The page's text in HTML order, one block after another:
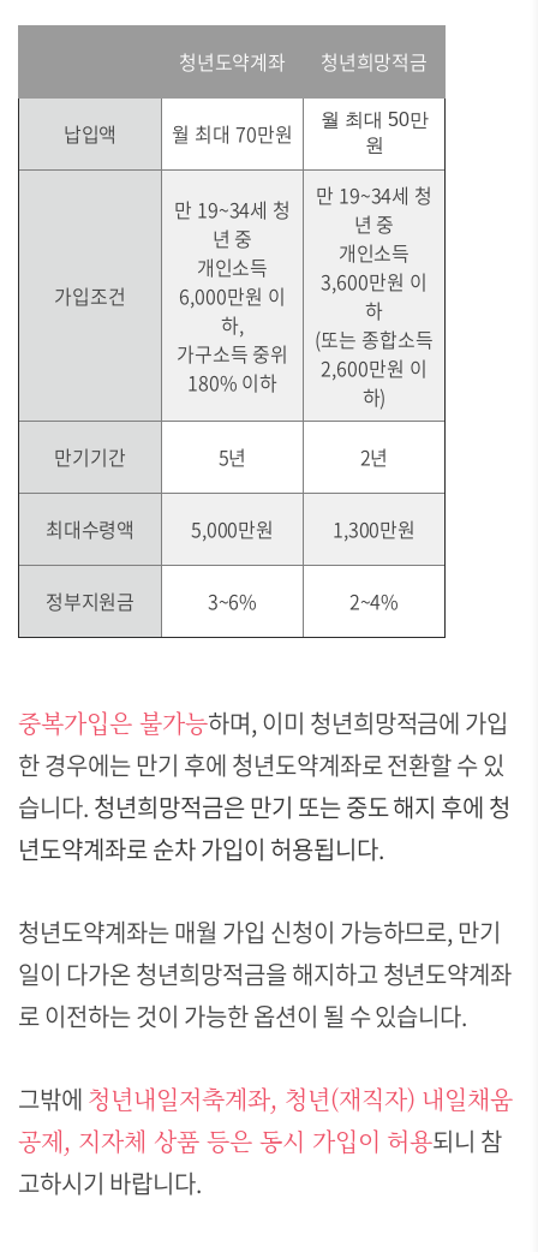
청년도약계좌 청년희망적금
납입액 월 최대 70만원
월 최대 50만
원
가입조건
만 19~34세 청
년 중
개인소득
6,000만원 이
하,
가구소득 중위
180% 이하
만 19~34세 청
년 중
개인소득
3,600만원 이
하
(또는 종합소득
2,600만원 이
하)
만기기간 5년 2년
최대수령액 5,000만원 1,300만원
정부지원금 3~6% 2~4%
중복가입은 불가능하며, 이미 청년희망적금에 가입
한 경우에는 만기 후에 청년도약계좌로 전환할 수 있
습니다. 청년희망적금은 만기 또는 중도 해지 후에 청
년도약계좌로 순차 가입이 허용됩니다.
청년도약계좌는 매월 가입 신청이 가능하므로, 만기
일이 다가온 청년희망적금을 해지하고 청년도약계좌
로 이전하는 것이 가능한 옵션이 될 수 있습니다.
그밖에 청년내일저축계좌, 청년(재직자) 내일채움
공제, 지자체 상품 등은 동시 가입이 허용되니 참
고하시기 바랍니다.